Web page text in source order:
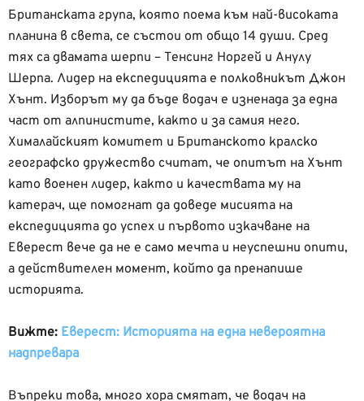
Британската група, която поема към най-високата
планина в света, се състои от общо 14 души. Сред
тях са двамата шерпи – Тенсинг Норгей и Анулу
Шерпа. Лидер на експедицията е полковникът Джон
Хънт. Изборът му да бъде водач е изненада за една
част от алпинистите, както и за самия него.
Хималайският комитет и Британското кралско
географско дружество считат, че опитът на Хънт
като военен лидер, както и качествата му на
катерач, ще помогнат да доведе мисията на
експедицията до успех и първото изкачване на
Еверест вече да не е само мечта и неуспешни опити,
а действителен момент, който да пренапише
историята.
Вижте: Еверест: Историята на една невероятна
надпревара
Въпреки това, много хора смятат, че водач на